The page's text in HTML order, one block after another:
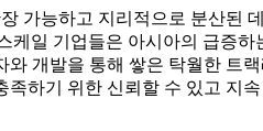
가능하고 지리적으로 분산된
일 기업들은 아시아의 급증
개발을 통해 쌓은 탁월한 트
하기 위한 신뢰할 수 있고 지